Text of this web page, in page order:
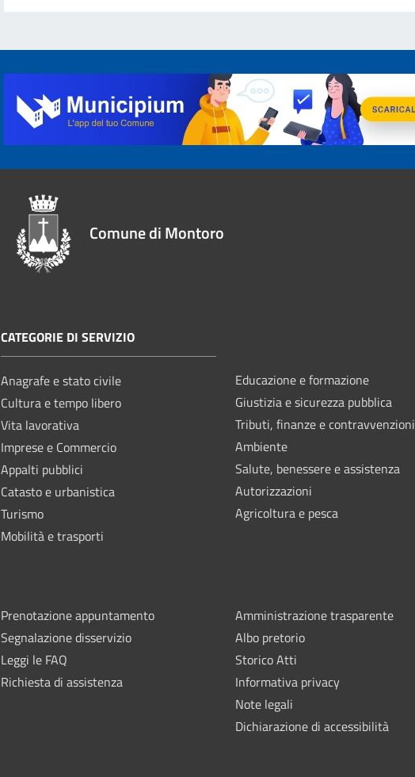
Comune di Montoro
CATEGORIE DI SERVIZIO
Anagrafe e stato civile
Cultura e tempo libero
Vita lavorativa
Imprese e Commercio
Appalti pubblici
Catasto e urbanistica
Turismo
Mobilità e trasporti
Educazione e formazione
Giustizia e sicurezza pubblica
Tributi, finanze e contravvenzioni
Ambiente
Salute, benessere e assistenza
Autorizzazioni
Agricoltura e pesca
Prenotazione appuntamento
Segnalazione disservizio
Leggi le FAQ
Richiesta di assistenza
Amministrazione trasparente
Albo pretorio
Storico Atti
Informativa privacy
Note legali
Dichiarazione di accessibilità